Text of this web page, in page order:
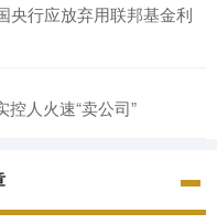
央行应放弃用联邦基金利
控人火速“卖公司”